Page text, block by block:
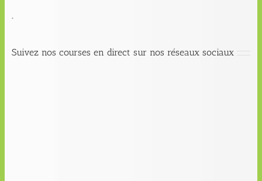
.
Suivez nos courses en direct sur nos réseaux sociaux